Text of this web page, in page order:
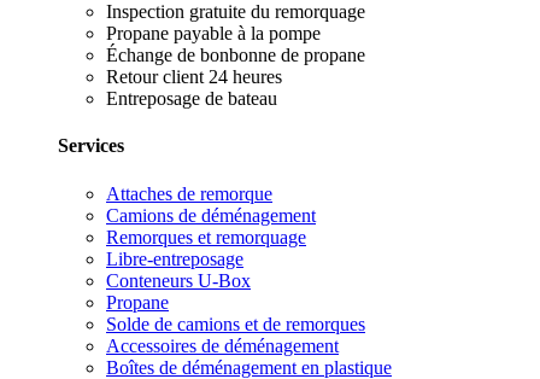
Inspection gratuite du remorquage
Propane payable à la pompe
Échange de bonbonne de propane
Retour client 24 heures
Entreposage de bateau
Services
Attaches de remorque
Camions de déménagement
Remorques et remorquage
Libre-entreposage
Conteneurs U-Box
Propane
Solde de camions et de remorques
Accessoires de déménagement
Boîtes de déménagement en plastique